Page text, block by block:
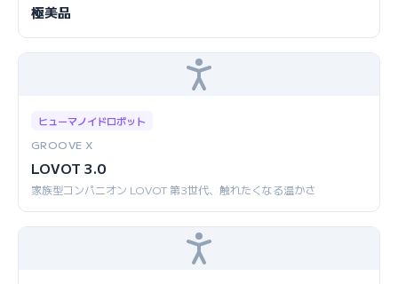
極美品
ヒューマノイドロボット
GROOVE X
LOVOT 3.0
家族型コンパニオン LOVOT 第3世代、触れたくなる温かさ